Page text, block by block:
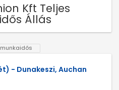
Kft Teljes
Állás
- Dunakeszi, Auchan